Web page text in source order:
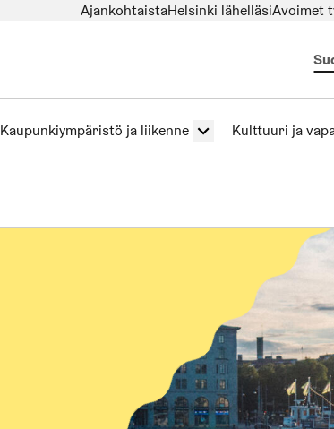
AjankohtaistaHelsinki lähelläsiAvoimet
Kaupunkiympäristö ja liikenne Kulttuuri ja